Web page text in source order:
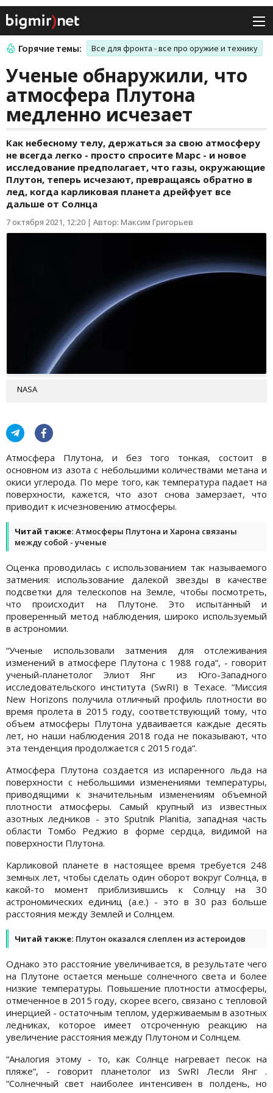
Горячие темы: Все для фронта - все про оружие и технику
Ученые обнаружили, что
атмосфера Плутона
медленно исчезает
Как небесному телу, держаться за свою атмосферу
не всегда легко - просто спросите Марс - и новое
исследование предполагает, что газы, окружающие
Плутон, теперь исчезают, превращаясь обратно в
лед, когда карликовая планета дрейфует все
дальше от Солнца
7 октября 2021, 12:20 | Автор: Максим Григорьев
NASA
Атмосфера Плутона, и без того тонкая, состоит в
основном из азота с небольшими количествами метана и
окиси углерода. По мере того, как температура падает на
поверхности, кажется, что азот снова замерзает, что
приводит к исчезновению атмосферы.
Читай также: Атмосферы Плутона и Харона связаны
между собой - ученые
Оценка проводилась с использованием так называемого
затмения: использование далекой звезды в качестве
подсветки для телескопов на Земле, чтобы посмотреть,
что происходит на Плутоне. Это испытанный и
проверенный метод наблюдения, широко используемый
в астрономии.
“Ученые использовали затмения для отслеживания
изменений в атмосфере Плутона с 1988 года“, - говорит
ученый-планетолог Элиот Янг из Юго-Западного
исследовательского института (SwRI) в Техасе. “Миссия
New Horizons получила отличный профиль плотности во
время пролета в 2015 году, соответствующий тому, что
объем атмосферы Плутона удваивается каждые десять
лет, но наши наблюдения 2018 года не показывают, что
эта тенденция продолжается с 2015 года“.
Атмосфера Плутона создается из испаренного льда на
поверхности с небольшими изменениями температуры,
приводящими к значительным изменениям объемной
плотности атмосферы. Самый крупный из известных
азотных ледников - это Sputnik Planitia, западная часть
области Томбо Реджио в форме сердца, видимой на
поверхности Плутона.
Карликовой планете в настоящее время требуется 248
земных лет, чтобы сделать один оборот вокруг Солнца, в
какой-то момент приблизившись к Солнцу на 30
астрономических единиц (а.е.) - это в 30 раз больше
расстояния между Землей и Солнцем.
Читай также: Плутон оказался слеплен из астероидов
Однако это расстояние увеличивается, в результате чего
на Плутоне остается меньше солнечного света и более
низкие температуры. Повышение плотности атмосферы,
отмеченное в 2015 году, скорее всего, связано с тепловой
инерцией - остаточным теплом, удерживаемым в азотных
ледниках, которое имеет отсроченную реакцию на
увеличение расстояния между Плутоном и Солнцем.
“Аналогия этому - то, как Солнце нагревает песок на
пляже“, - говорит планетолог из SwRI Лесли Янг .
“Солнечный свет наиболее интенсивен в полдень, но